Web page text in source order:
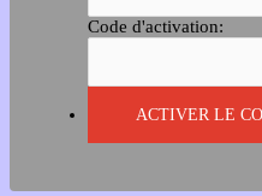
Code d'activation: